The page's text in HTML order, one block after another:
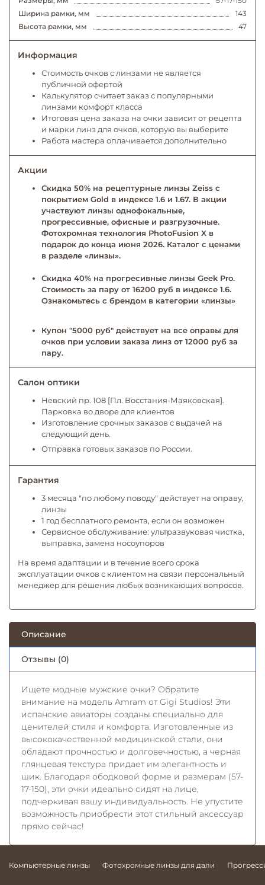
Ширина рамки, мм
143
Высота рамки, мм
47
Информация
Стоимость очков с линзами не является
публичной офертой
Калькулятор считает заказ с популярными
линзами комфорт класса
Итоговая цена заказа на очки зависит от рецепта
и марки линз для очков, которую вы выберите
Работа мастера оплачивается дополнительно
Акции
Скидка 50% на рецептурные линзы Zeiss с
покрытием Gold в индексе 1.6 и 1.67. В акции
участвуют линзы однофокальные,
прогрессивные, офисные и разгрузочные.
Фотохромная технология PhotoFusion X в
подарок до конца июня 2026. Каталог с ценами
в разделе «линзы».
Скидка 40% на прогресивные линзы Geek Pro.
Стоимость за пару от 16200 руб в индексе 1.6.
Ознакомьтесь с брендом в категории «линзы»
Купон "5000 руб" действует на все оправы для
очков при условии заказа линз от 12000 руб за
пару.
Салон оптики
Невский пр. 108 [Пл. Восстания-Маяковская].
Парковка во дворе для клиентов
Изготовление срочных заказов с выдачей на
следующий день.
Отправка готовых заказов по России.
Гарантия
3 месяца "по любому поводу" действует на оправу,
линзы
1 год бесплатного ремонта, если он возможен
Сервисное обслуживание: ультразвуковая чистка,
выправка, замена носоупоров
На время адаптации и в течение всего срока
эксплуатации очков с клиентом на связи персональный
менеджер для решения любых возникающих вопросов.
Описание
Отзывы (0)
Ищете модные мужские очки? Обратите
внимание на модель Amram от Gigi Studios! Эти
испанские авиаторы созданы специально для
ценителей стиля и комфорта. Изготовленные из
высококачественной медицинской стали, они
обладают прочностью и долговечностью, а черная
глянцевая текстура придает им элегантность и
шик. Благодаря ободковой форме и размерам (57-
17-150), эти очки идеально сидят на лице,
подчеркивая вашу индивидуальность. Не упустите
возможность приобрести этот стильный аксессуар
прямо сейчас!
Компьютерные линзы Фотохромные линзы для дали